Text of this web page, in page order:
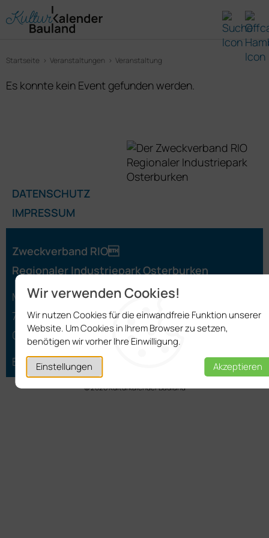
Wir verwenden Cookies!
Wir nutzen Cookies für die einwandfreie Funktion unserer
Website. Um Cookies in Ihrem Browser zu setzen,
benötigen wir vorher Ihre Einwilligung.
Einstellungen
Akzeptieren
Startseite Veranstaltungen Veranstaltung
Es konnte kein Event gefunden werden.
DATENSCHUTZ
IMPRESSUM
Zweckverband RIO
Regionaler Industriepark Osterburken
Marktplatz 3
74706 Osterburken
06291 401-27
E-Mail schreiben
© 2026 Kulturkalender Bauland